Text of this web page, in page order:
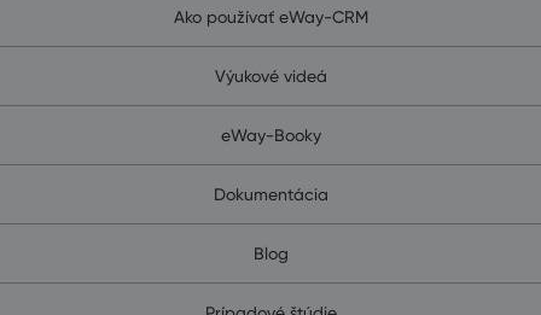
Ako používať eWay-CRM
Výukové videá
eWay-Booky
Dokumentácia
Blog